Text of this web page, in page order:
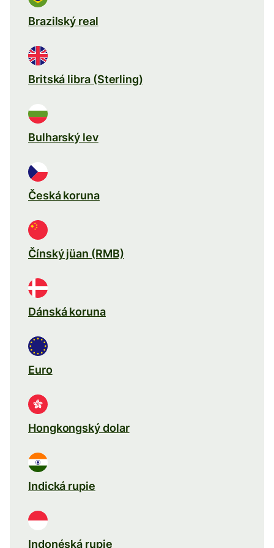
Brazilský real
Britská libra (Sterling)
Bulharský lev
Česká koruna
Čínský jüan (RMB)
Dánská koruna
Euro
Hongkongský dolar
Indická rupie
Indonéská rupie